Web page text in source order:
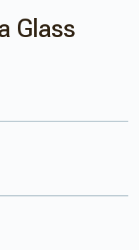
Glass